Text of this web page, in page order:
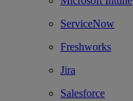
ServiceNow
Freshworks
Jira
Salesforce